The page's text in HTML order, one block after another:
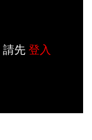
先登入